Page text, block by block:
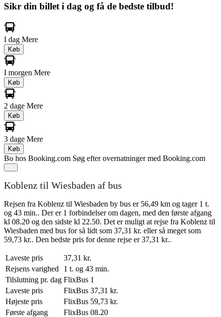
Sikr din billet i dag og få de bedste tilbud!
I dag Mere
Køb
I morgen Mere
Køb
2 dage Mere
Køb
3 dage Mere
Køb
Bo hos Booking.com Søg efter overnatninger med Booking.com
Koblenz til Wiesbaden af bus
Rejsen fra Koblenz til Wiesbaden by bus er 56,49 km og tager 1 t.
og 43 min.. Der er 1 forbindelser om dagen, med den første afgang
kl 08.20 og den sidste kl 22.50. Det er muligt at rejse fra Koblenz til
Wiesbaden med bus for så lidt som 37,31 kr. eller så meget som
59,73 kr.. Den bedste pris for denne rejse er 37,31 kr..
Laveste pris
37,31 kr.
Rejsens varighed
1 t. og 43 min.
Tilslutning pr. dag FlixBus 1
Laveste pris
FlixBus 37,31 kr.
Højeste pris
FlixBus 59,73 kr.
Første afgang
FlixBus 08.20